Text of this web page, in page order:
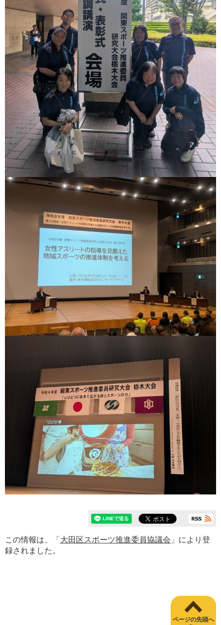
この情報は、「 大田区スポーツ推進委員協議会 」により登
録されました。
ページの先頭へ